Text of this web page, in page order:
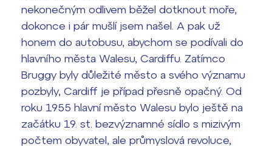
nekonečným odlivem běžel dotknout moře,
dokonce i pár mušlí jsem našel. A pak už
honem do autobusu, abychom se podívali do
hlavního města Walesu, Cardiffu. Zatímco
Bruggy byly důležité město a svého významu
pozbyly, Cardiff je případ přesně opačný. Od
roku 1955 hlavní město Walesu bylo ještě na
začátku 19. st. bezvýznamné sídlo s mizivým
počtem obyvatel, ale průmyslová revoluce,